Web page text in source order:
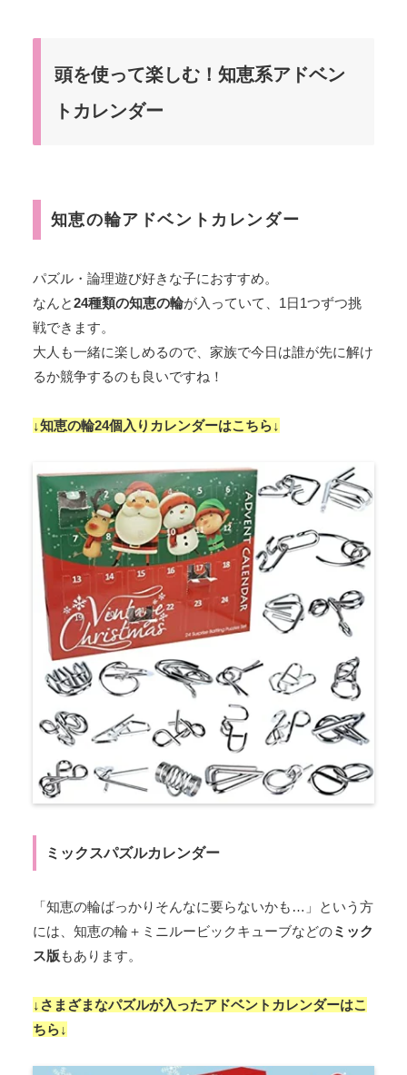
頭を使って楽しむ！知恵系アドベン
トカレンダー
知恵の輪アドベントカレンダー
パズル・論理遊び好きな子におすすめ。
なんと24種類の知恵の輪が入っていて、1日1つずつ挑
戦できます。
大人も一緒に楽しめるので、家族で今日は誰が先に解け
るか競争するのも良いですね！
↓知恵の輪24個入りカレンダーはこちら↓
ミックスパズルカレンダー
「知恵の輪ばっかりそんなに要らないかも…」という方
には、知恵の輪＋ミニルービックキューブなどのミック
ス版 もあります。
↓さまざまなパズルが入ったアドベントカレンダーはこ
ちら↓